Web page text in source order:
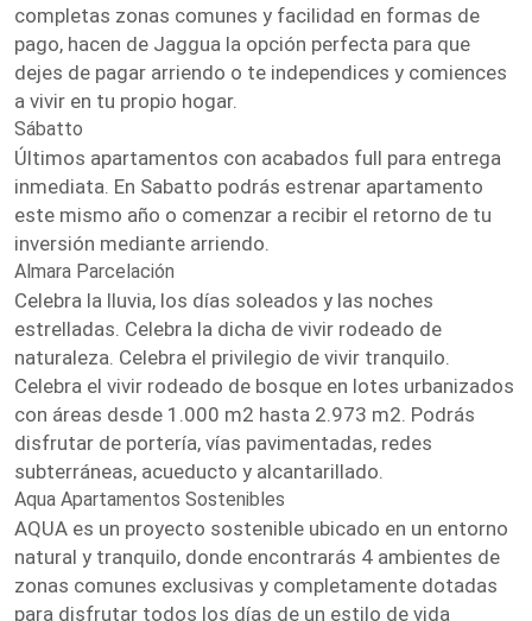
completas zonas comunes y facilidad en formas de
pago, hacen de Jaggua la opción perfecta para que
dejes de pagar arriendo o te independices y comiences
a vivir en tu propio hogar.
Sábatto
Últimos apartamentos con acabados full para entrega
inmediata. En Sabatto podrás estrenar apartamento
este mismo año o comenzar a recibir el retorno de tu
inversión mediante arriendo.
Almara Parcelación
Celebra la lluvia, los días soleados y las noches
estrelladas. Celebra la dicha de vivir rodeado de
naturaleza. Celebra el privilegio de vivir tranquilo.
Celebra el vivir rodeado de bosque en lotes urbanizados
con áreas desde 1.000 m2 hasta 2.973 m2. Podrás
disfrutar de portería, vías pavimentadas, redes
subterráneas, acueducto y alcantarillado.
Aqua Apartamentos Sostenibles
AQUA es un proyecto sostenible ubicado en un entorno
natural y tranquilo, donde encontrarás 4 ambientes de
zonas comunes exclusivas y completamente dotadas
para disfrutar todos los días de un estilo de vida